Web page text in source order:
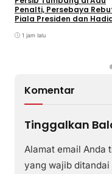
Penalti, Persebaya
Piala Presiden dan
1 jam lalu
Komentar
Tinggalkan
Alamat email Anda
yang wajib ditandai